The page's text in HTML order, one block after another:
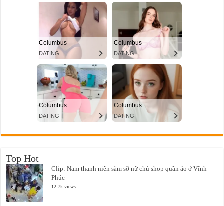
Top Hot
Clip: Nam thanh niên sàm sỡ nữ chủ shop quần áo ở Vĩnh
Phúc
12.7k views